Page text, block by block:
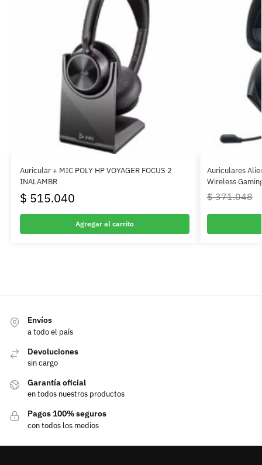
Auricular + MIC POLY HP VOYAGER FOCUS 2
INALAMBR
$ 515.040
Agregar al carrito
Auriculares
Wireless
$371.048
Envíos
a todo el país
Devoluciones
sin cargo
Garantía oficial
en todos nuestros productos
Pagos 100% seguros
con todos los medios